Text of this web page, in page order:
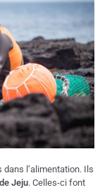
l’alimentation. Ils
Jeju. Celles-ci font